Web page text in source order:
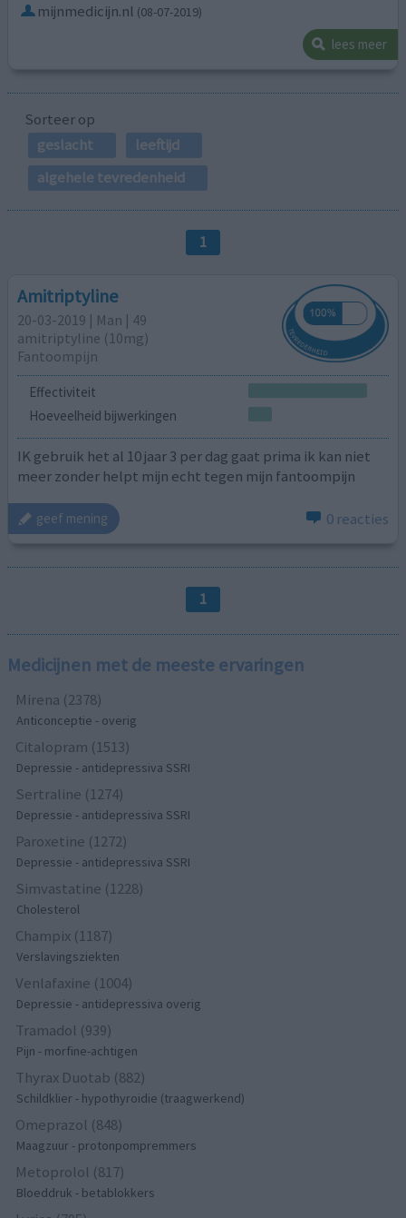
mijnmedicijn.nl (08-07-2019)
lees meer
Sorteer op
geslacht
leeftijd
algehele tevredenheid
1
Amitriptyline
20-03-2019 | Man | 49
amitriptyline (10mg)
Fantoompijn
Effectiviteit
Hoeveelheid bijwerkingen
IK gebruik het al 10 jaar 3 per dag gaat prima ik kan niet
meer zonder helpt mijn echt tegen mijn fantoompijn
geef mening 0 reacties
1
Medicijnen met de meeste ervaringen
Mirena (2378)
Anticonceptie - overig
Citalopram (1513)
Depressie - antidepressiva SSRI
Sertraline (1274)
Depressie - antidepressiva SSRI
Paroxetine (1272)
Depressie - antidepressiva SSRI
Simvastatine (1228)
Cholesterol
Champix (1187)
Verslavingsziekten
Venlafaxine (1004)
Depressie - antidepressiva overig
Tramadol (939)
Pijn - morfine-achtigen
Thyrax Duotab (882)
Schildklier - hypothyroidie (traagwerkend)
Omeprazol (848)
Maagzuur - protonpompremmers
Metoprolol (817)
Bloeddruk - betablokkers